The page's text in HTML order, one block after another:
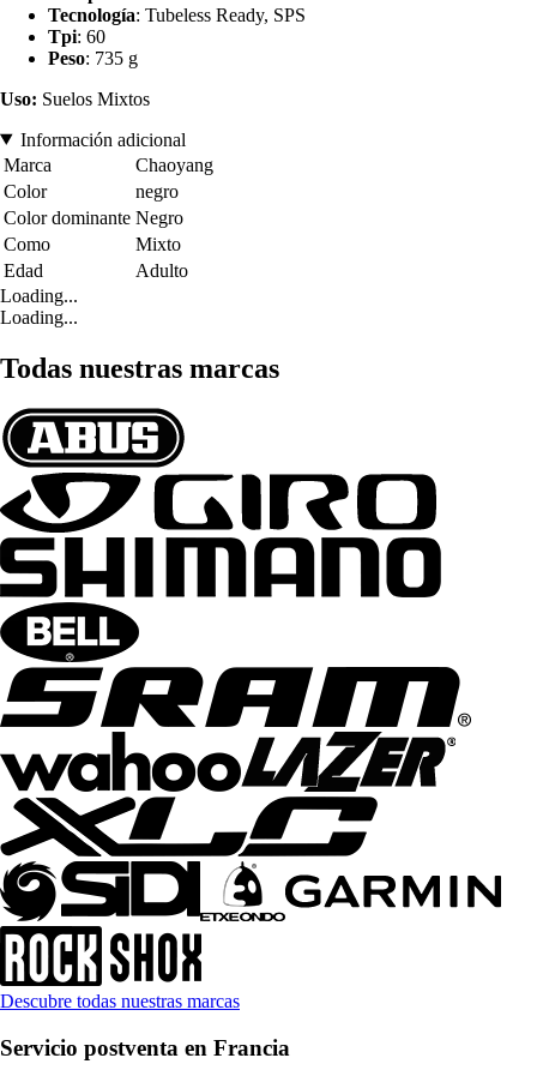
Tecnología: Tubeless Ready, SPS
Tpi: 60
Peso: 735 g
Uso: Suelos Mixtos
Información adicional
Marca
Chaoyang
Color
negro
Color dominante Negro
Como
Mixto
Edad
Adulto
Loading...
Loading...
Todas nuestras marcas
Descubre todas nuestras marcas
Servicio postventa en Francia